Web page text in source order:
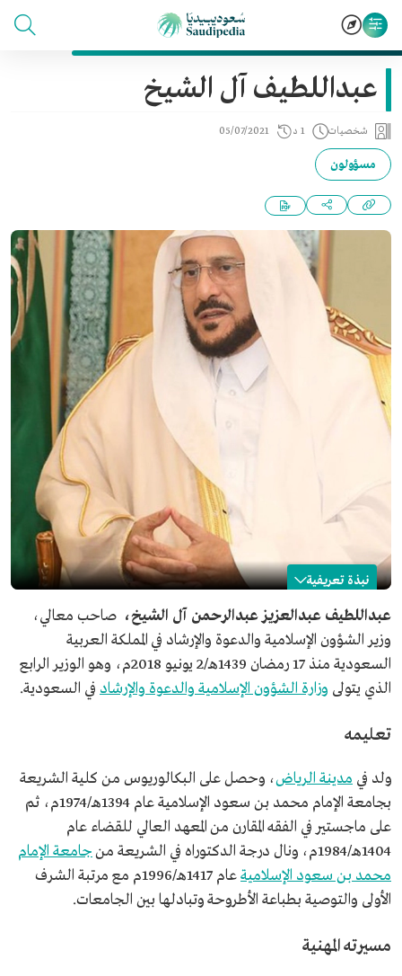
عبداللطيف آل الشيخ
شخصيات 1 د 05/07/2021
مسؤولون
نبذة تعريفية
عبداللطيف آل الشيخ
الاسم
عبداللطيف آل الشيخ.
مكان الميلاد
مدينة الرياض.
المنصب الحالي
وزير الشؤون الإسلامية والدعوة والإرشاد.
دكتوراه في الشريعة.
عبداللطيف عبدالعزيز عبدالرحمن آل الشيخ، صاحب معالي،
وزير الشؤون الإسلامية والدعوة والإرشاد في المملكة العربية
السعودية منذ 17 رمضان 1439هـ/2 يونيو 2018م، وهو الوزير الرابع
الذي يتولى وزارة الشؤون الإسلامية والدعوة والإرشاد في السعودية.
تعليمه
ولد في مدينة الرياض، وحصل على البكالوريوس من كلية الشريعة
بجامعة الإمام محمد بن سعود الإسلامية عام 1394هـ/1974م، ثم
على ماجستير في الفقه المقارن من المعهد العالي للقضاء عام
1404هـ/1984م، ونال درجة الدكتوراه في الشريعة من
جامعة الإمام
محمد بن سعود الإسلامية
عام 1417هـ/1996م مع مرتبة الشرف
الأولى والتوصية بطباعة الأطروحة وتبادلها بين الجامعات.
مسيرته المهنية